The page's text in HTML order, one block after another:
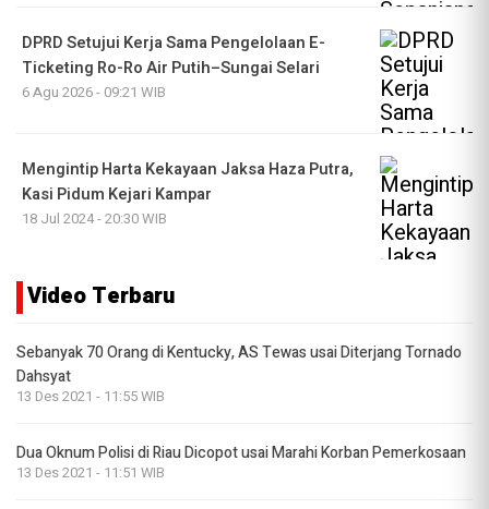
DPRD Setujui Kerja Sama Pengelolaan E-
Ticketing Ro-Ro Air Putih–Sungai Selari
6 Agu 2026 - 09:21 WIB
Mengintip Harta Kekayaan Jaksa Haza Putra,
Kasi Pidum Kejari Kampar
18 Jul 2024 - 20:30 WIB
Video Terbaru
Sebanyak 70 Orang di Kentucky, AS Tewas usai Diterjang Tornado
Dahsyat
13 Des 2021 - 11:55 WIB
Dua Oknum Polisi di Riau Dicopot usai Marahi Korban Pemerkosaan
13 Des 2021 - 11:51 WIB